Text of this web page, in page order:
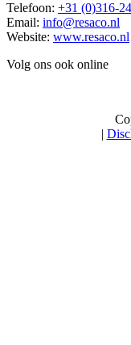
Telefoon: +31 (0)316-
Email: info@resaco.nl
Website: www.resaco.nl
Volg ons ook online
|